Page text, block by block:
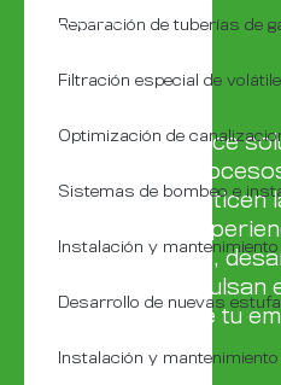
Reparación de tuberías de
Filtración especial de
Optimización de
Sistemas de bombeo e
Instalación y
Desarrollo de nuevas
Instalación y
CONTACTO
Tu industria merece
que optimicen
eficiencia y garanticen
de 30 años de
nuestros clientes,
a medida que
competitividad de tu